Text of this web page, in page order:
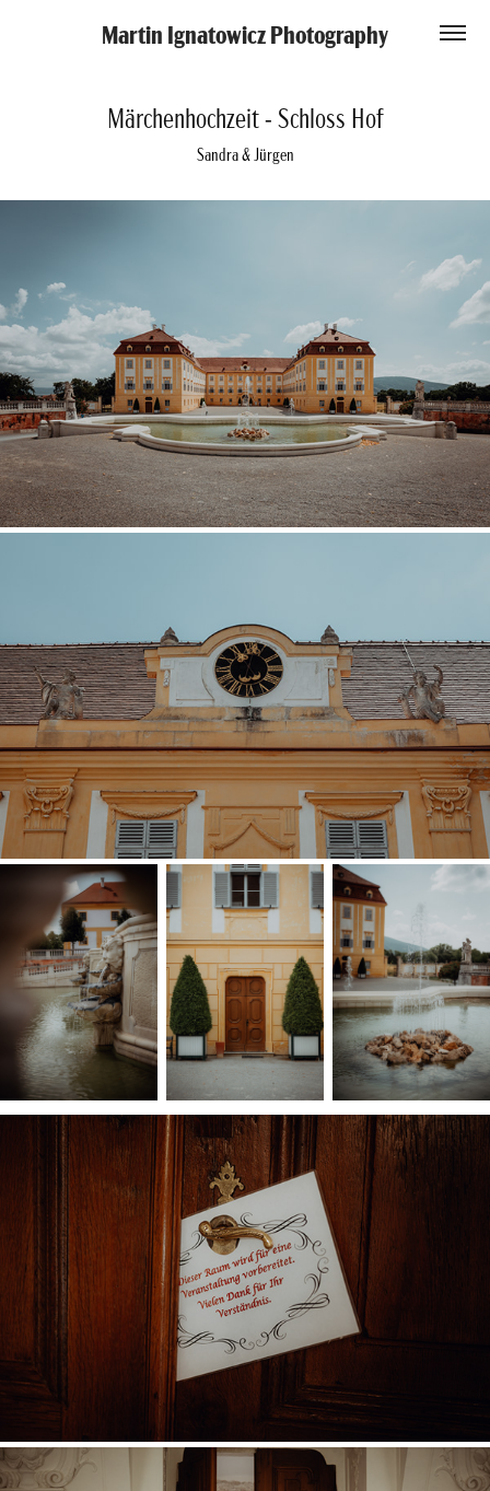
Martin Ignatowicz Photography
Märchenhochzeit - Schloss Hof
Sandra & Jürgen